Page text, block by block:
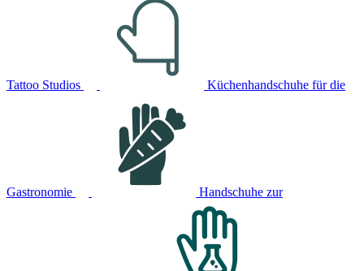
Tattoo Studios Küchenhandschuhe für die
Gastronomie Handschuhe zur